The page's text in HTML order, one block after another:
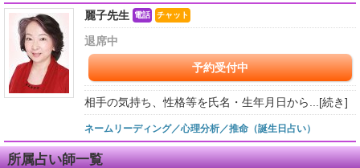
麗子先生 電話 チャット
退席中
予約受付中
相手の気持ち、性格等を氏名・生年月日から... [続き]
ネームリーディング／心理分析／推命（誕生日占い）
所属占い師一覧